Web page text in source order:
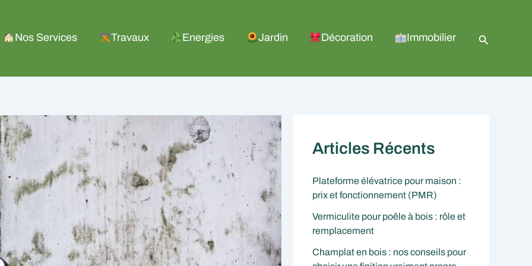
Nos Services Travaux Energies Jardin Décoration Immobilier
Articles Récents
Plateforme élévatrice pour maison :
prix et fonctionnement (PMR)
Vermiculite pour poêle à bois : rôle et
remplacement
Champlat en bois : nos conseils pour